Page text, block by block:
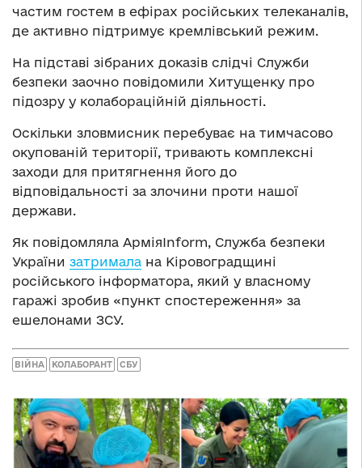
частим гостем в ефірах російських телеканалів,
де активно підтримує кремлівський режим.
На підставі зібраних доказів слідчі Служби
безпеки заочно повідомили Хитущенку про
підозру у колабораційній діяльності.
Оскільки зловмисник перебуває на тимчасово
окупованій території, тривають комплексні
заходи для притягнення його до
відповідальності за злочини проти нашої
держави.
Як повідомляла АрміяInform, Служба безпеки
України затримала на Кіровоградщині
російського інформатора, який у власному
гаражі зробив «пункт спостереження» за
ешелонами ЗСУ.
ВІЙНА КОЛАБОРАНТ СБУ